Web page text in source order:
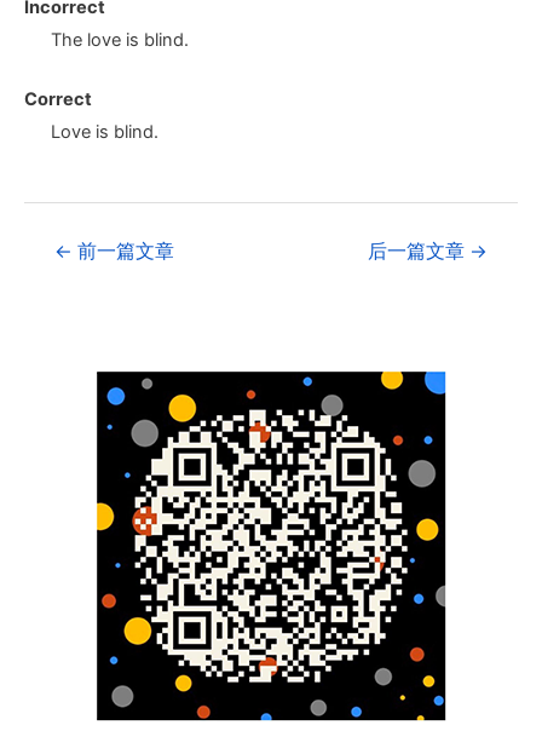
Incorrect
The loveis blind.
Correct
Loveis blind.
← 前一篇文章 后一篇文章 →